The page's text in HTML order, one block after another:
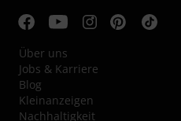
Über uns
Jobs & Karriere
Blog
Kleinanzeigen
Nachhaltigkeit